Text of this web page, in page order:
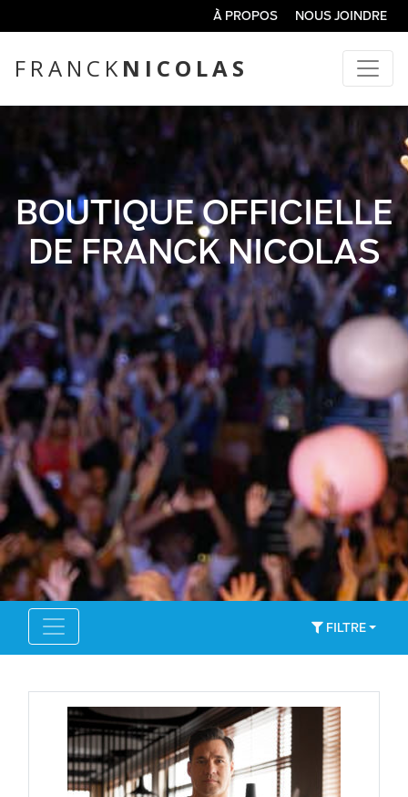
À PROPOS NOUS JOINDRE
FRANCK NICOLAS
BOUTIQUE OFFICIELLE
DE FRANCK NICOLAS
FILTRE